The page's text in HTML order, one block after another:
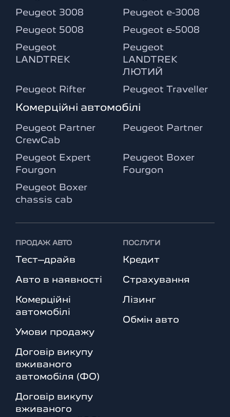
Peugeot 3008 Peugeot e-3008
Peugeot 5008 Peugeot e-5008
Peugeot
LANDTREK
Peugeot
LANDTREK
ЛЮТИЙ
Peugeot Rifter Peugeot Traveller
Комерційні автомобілі
Peugeot Partner
CrewCab
Peugeot Partner
Peugeot Expert
Fourgon
Peugeot Boxer
Fourgon
Peugeot Boxer
chassis cab
ПРОДАЖ АВТО
Тест–драйв
Авто в наявності
Комерційні
автомобілі
Умови продажу
Договір викупу
вживаного
автомобіля (ФО)
Договір викупу
вживаного
ПОСЛУГИ
Кредит
Страхування
Лізинг
Обмін авто